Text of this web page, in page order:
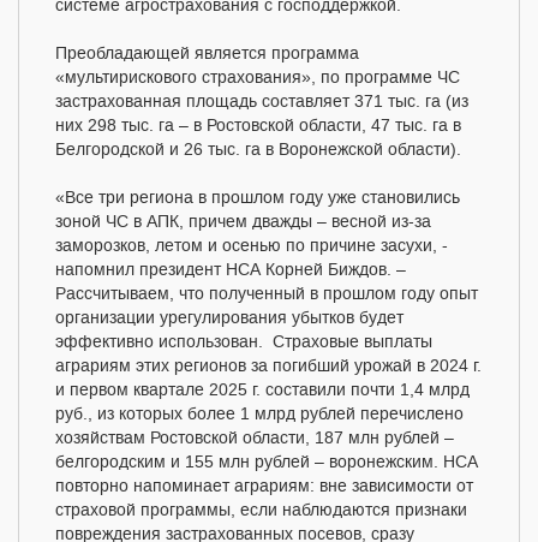
системе агрострахования с господдержкой.
Преобладающей является программа
«мультирискового страхования», по программе ЧС
застрахованная площадь составляет 371 тыс. га (из
них 298 тыс. га – в Ростовской области, 47 тыс. га в
Белгородской и 26 тыс. га в Воронежской области).
«Все три региона в прошлом году уже становились
зоной ЧС в АПК, причем дважды – весной из-за
заморозков, летом и осенью по причине засухи, -
напомнил президент НСА Корней Биждов. –
Рассчитываем, что полученный в прошлом году опыт
организации урегулирования убытков будет
эффективно использован. Страховые выплаты
аграриям этих регионов за погибший урожай в 2024 г.
и первом квартале 2025 г. составили почти 1,4 млрд
руб., из которых более 1 млрд рублей перечислено
хозяйствам Ростовской области, 187 млн рублей –
белгородским и 155 млн рублей – воронежским. НСА
повторно напоминает аграриям: вне зависимости от
страховой программы, если наблюдаются признаки
повреждения застрахованных посевов, сразу